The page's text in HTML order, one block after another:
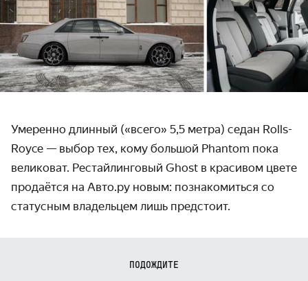
Умеренно длинный («всего» 5,5 метра) седан Rolls-
Royce — выбор тех, кому большой Phantom пока
великоват. Рестайлинговый Ghost в красивом цвете
продаётся на Авто.ру новым: познакомиться со
статусным владельцем лишь предстоит.
ПОДОЖДИТЕ